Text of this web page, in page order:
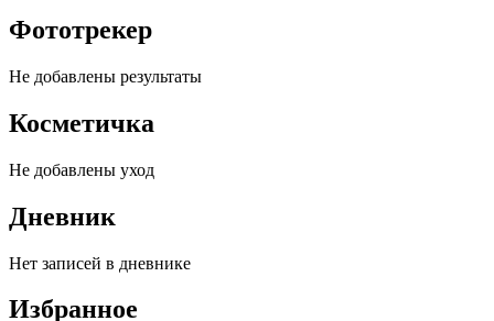
Фототрекер
Не добавлены результаты
Косметичка
Не добавлены уход
Дневник
Нет записей в дневнике
Избранное